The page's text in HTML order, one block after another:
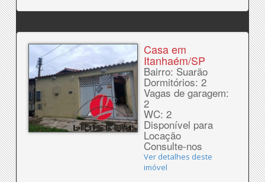
Casa em
Itanhaém/SP
Bairro: Suarão
Dormitórios: 2
Vagas de garagem:
2
WC: 2
Disponível para
Locação
Consulte-nos
Ver detalhes deste
imóvel